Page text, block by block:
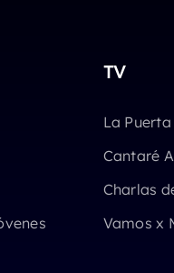
TV
La
Cantaré
Charlas
Vamos x